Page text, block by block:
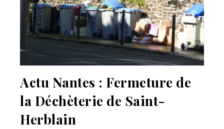
Actu Nantes : Fermeture de
la Déchèterie de Saint-
Herblain